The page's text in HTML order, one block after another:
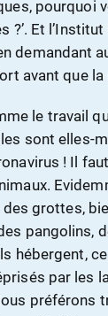
pourquoi
?’. Et
demandant
avant que la
le travail
sont elles-
! Il
grottes,
pangolins,
hébergent,
par les
préférons